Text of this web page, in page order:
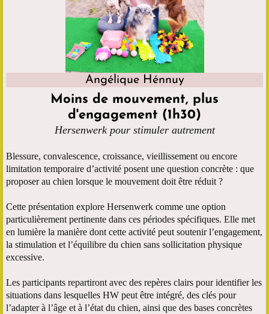
Angélique Hénnuy
Moins de mouvement, plus
d'engagement (1h30)
Hersenwerk pour stimuler autrement
Blessure, convalescence, croissance, vieillissement ou encore
limitation temporaire d’activité posent une question concrète : que
proposer au chien lorsque le mouvement doit être réduit ?
Cette présentation explore Hersenwerk comme une option
particulièrement pertinente dans ces périodes spécifiques. Elle met
en lumière la manière dont cette activité peut soutenir l’engagement,
la stimulation et l’équilibre du chien sans sollicitation physique
excessive.
Les participants repartiront avec des repères clairs pour identifier les
situations dans lesquelles HW peut être intégré, des clés pour
l’adapter à l’âge et à l’état du chien, ainsi que des bases concrètes